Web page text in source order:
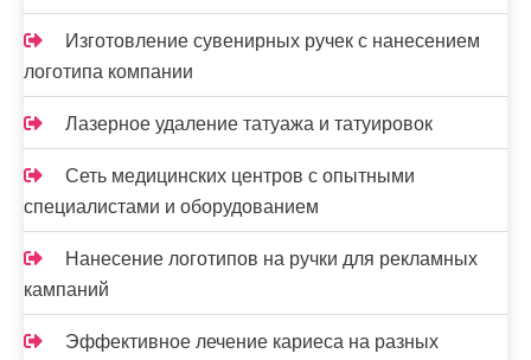
Изготовление сувенирных ручек с нанесением
логотипа компании
Лазерное удаление татуажа и татуировок
Сеть медицинских центров с опытными
специалистами и оборудованием
Нанесение логотипов на ручки для рекламных
кампаний
Эффективное лечение кариеса на разных